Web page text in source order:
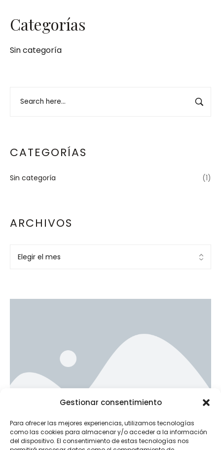
Gestionar consentimiento
Para ofrecer las mejores experiencias, utilizamos tecnologías
como las cookies para almacenar y/o acceder a la información
del dispositivo. El consentimiento de estas tecnologías nos
Categorías
Sin categoría
CATEGORÍAS
Sin categoría (1)
ARCHIVOS
Ad Banner